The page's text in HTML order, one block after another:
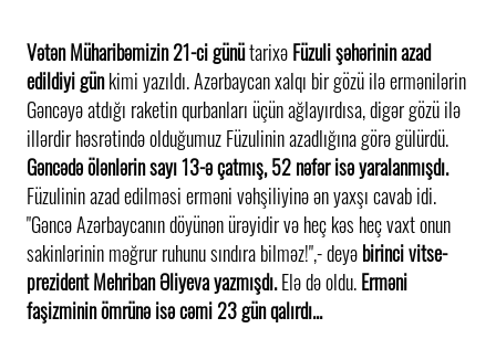
Vətən Müharibəmizin 21-ci günütarixəFüzuli şəhərinin azad
edildiyi günkimi yazıldı. Azərbaycan xalqı bir gözü ilə ermənilərin
Gəncəyə atdığı raketin qurbanları üçün ağlayırdısa, digər gözü ilə
illərdir həsrətində olduğumuz Füzulinin azadlığına görə gülürdü.
Gəncədə ölənlərin sayı 13-ə çatmış, 52 nəfər isə yaralanmışdı.
Füzulinin azad edilməsi erməni vəhşiliyinə ən yaxşı cavab idi.
"Gəncə Azərbaycanın döyünən ürəyidir və heç kəs heç vaxt onun
sakinlərinin məğrur ruhunu sındıra bilməz!",- deyəbirinci vitse-
prezident Mehriban Əliyeva yazmışdı.Elə də oldu.Erməni
faşizminin ömrünə isə cəmi 23 gün qalırdı...